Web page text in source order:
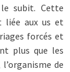
subit. Cette
liée aux us et
forcés et
plus que les
de